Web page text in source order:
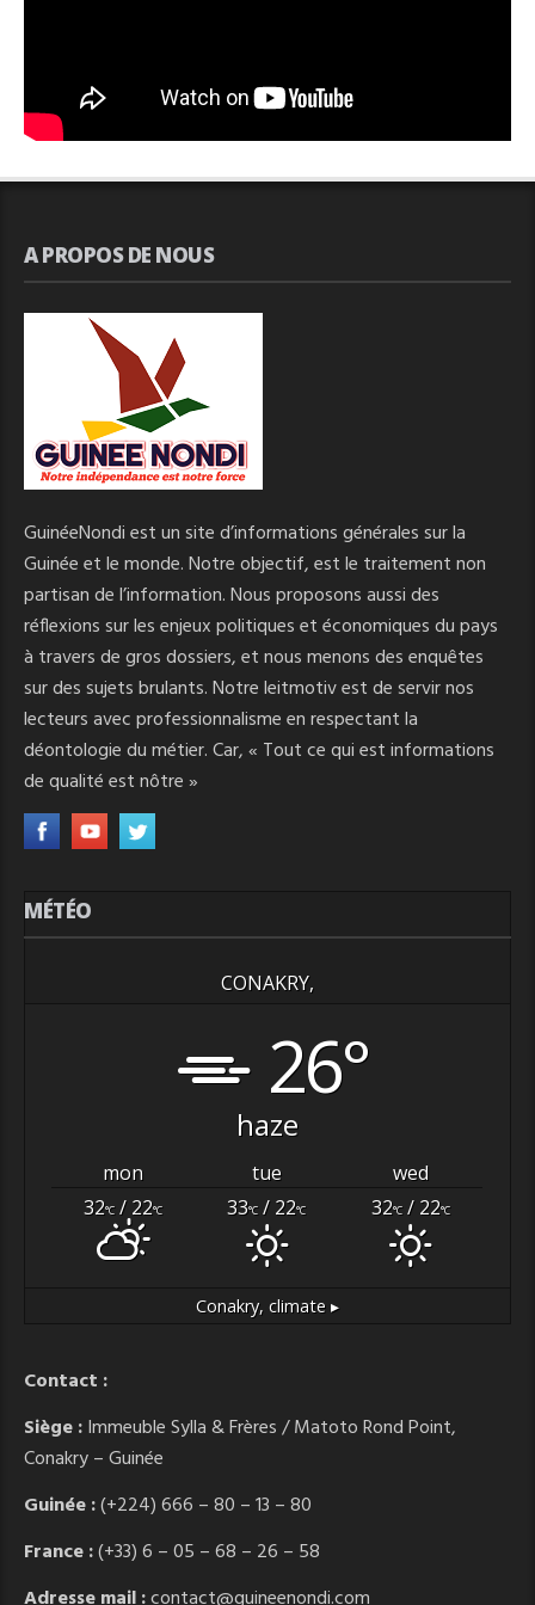
A PROPOS DE NOUS
GuinéeNondi est un site d’informations générales sur la
Guinée et le monde. Notre objectif, est le traitement non
partisan de l’information. Nous proposons aussi des
réflexions sur les enjeux politiques et économiques du pays
à travers de gros dossiers, et nous menons des enquêtes
sur des sujets brulants. Notre leitmotiv est de servir nos
lecteurs avec professionnalisme en respectant la
déontologie du métier. Car, « Tout ce qui est informations
de qualité est nôtre »
MÉTÉO
CONAKRY,
26°
haze
mon tue
wed
32°C / 22°C 33°C / 22°C 32°C/ 22°C
Conakry, climate ▸
Contact :
Siège :Immeuble Sylla & Frères / Matoto Rond Point,
Conakry – Guinée
Guinée :(+224) 666 – 80 – 13 – 80
France :(+33) 6 – 05 – 68 – 26 – 58
Adresse mail :contact@guineenondi.com